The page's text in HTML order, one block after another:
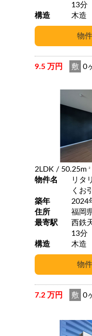
13分
構造
木造
9.5 万円 敷 0
2LDK / 50.25m 2
物件名
リタ
くお
築年
2024
住所
福岡
最寄駅
西鉄天
13分
構造
木造
7.2 万円 敷 0